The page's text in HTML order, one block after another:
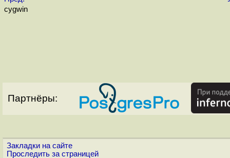
cygwin
Партнёры:
Закладки на сайте
Проследить за страницей